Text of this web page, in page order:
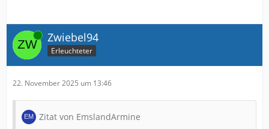
Online Zwiebel94
Erleuchteter
22. November 2025 um 13:46
Zitat von EmslandArmine